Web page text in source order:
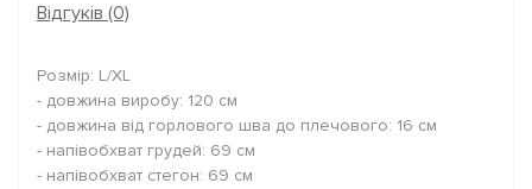
Відгуків (0)
Розмір: L/XL
- довжина виробу: 120 см
- довжина від горлового шва до плечового: 16 см
- напівобхват грудей: 69 см
- напівобхват стегон: 69 см